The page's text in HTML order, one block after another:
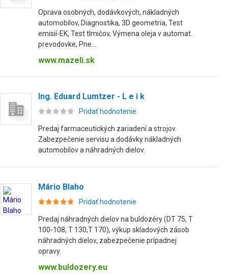
Oprava osobných, dodávkových, nákladných
automobilov, Diagnostika, 3D geometria, Test
emisií-EK, Test tlmičov, Výmena oleja v automat.
prevodovke, Pne...
www.mazeli.sk
Ing. Eduard Lumtzer - L e i k
Pridať hodnotenie
Predaj farmaceutických zariadení a strojov.
Zabezpečenie servisu a dodávky nákladných
automobilov a náhradných dielov.
Mário Blaho
Pridať hodnotenie
Predaj náhradných dielov na buldozéry (DT 75, T
100-108, T 130,T 170), výkup skladových zásob
náhradných dielov, zabezpečenie prípadnej
opravy.
www.buldozery.eu